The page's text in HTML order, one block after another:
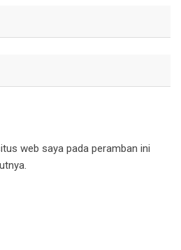
web saya pada peramban ini